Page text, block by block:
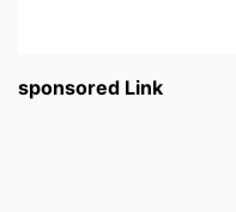
sponsored Link